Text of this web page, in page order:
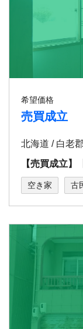
希望価格
売買成立
北海道 / 白老
【売買成立
空き家 古